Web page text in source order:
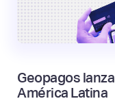
Geopagos
América Latina